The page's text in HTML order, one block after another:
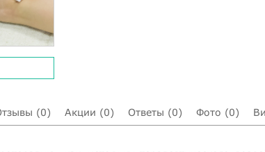
(0) Акции (0) Ответы (0) Фото (0)